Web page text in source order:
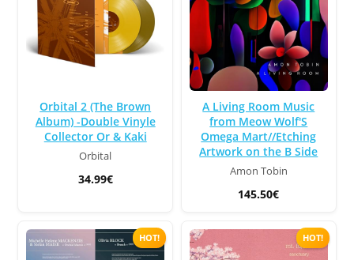
Orbital 2 (The Brown
Album) -Double Vinyle
Collector Or & Kaki
Orbital
34.99€
A Living Room Music
from Meow Wolf'S
Omega Mart//Etching
Artwork on the B Side
Amon Tobin
145.50€
HOT! HOT!